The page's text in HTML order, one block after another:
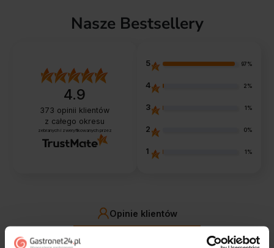
Nasze Bestsellery
4.9
373 opinii klientów
z całego okresu
zebranych i zweryfikowanych przez
5 97%
4 2%
3 1%
2 0%
1 1%
Opinie klientów
filtry
Jak zbieramy opinie?